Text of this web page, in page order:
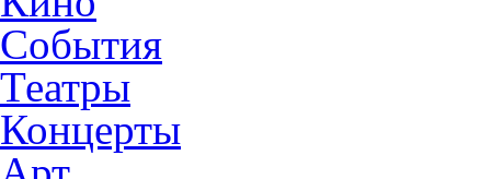
События
Театры
Концерты